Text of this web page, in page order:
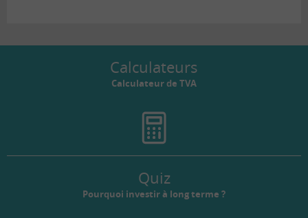
Calculateurs
Calculateur de TVA
Quiz
Pourquoi investir à long terme ?